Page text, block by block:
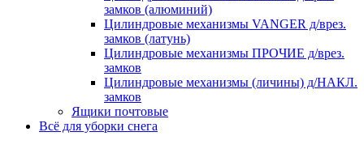
замков (алюминий)
Цилиндровые механизмы VANGER д/врез.
замков (латунь)
Цилиндровые механизмы ПРОЧИЕ д/врез.
замков
Цилиндровые механизмы (личины) д/НАКЛ.
замков
Ящики почтовые
Всё для уборки снега